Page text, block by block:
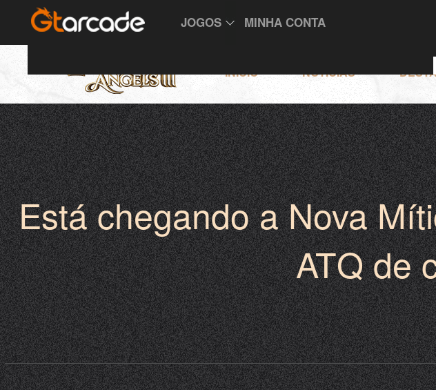
JOGOS MINHA CONTA
INÍCIO NOTÍCIAS
Está chegando a Nova
ATQ de